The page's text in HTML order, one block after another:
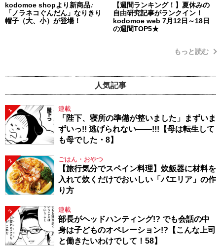
kodomoe shopより新商品♪
「ノラネコぐんだん」なりきり
帽子（大、小）が登場！
【週間ランキング！】夏休みの
自由研究記事がランクイン！
kodomoe web 7月12日～18日
の週間TOP5★
もっと読む
人気記事
1 連載
「陛下、寝所の準備が整いました」まずいま
ずいっ!! 逃げられない――!!!【母は転生して
も母でした・8】
2 ごはん・おやつ
【旅行気分でスペイン料理】炊飯器に材料を
入れて炊くだけでおいしい「パエリア」の作
り方
3 連載
部長がヘッドハンティング!? でも会話の中
身は子どものオペレーション!?【こんな上司
と働きたいわけでして！58】